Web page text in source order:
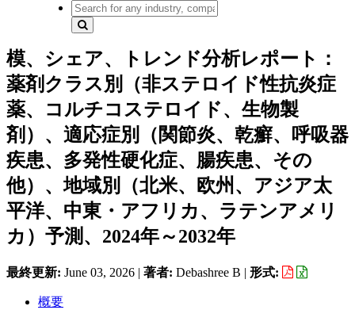
模、シェア、トレンド分析レポート：
薬剤クラス別（非ステロイド性抗炎症
薬、コルチコステロイド、生物製
剤）、適応症別（関節炎、乾癬、呼吸器
疾患、多発性硬化症、腸疾患、その
他）、地域別（北米、欧州、アジア太
平洋、中東・アフリカ、ラテンアメリ
カ）予測、2024年～2032年
最終更新: June 03, 2026 | 著者: Debashree B | 形式:
概要